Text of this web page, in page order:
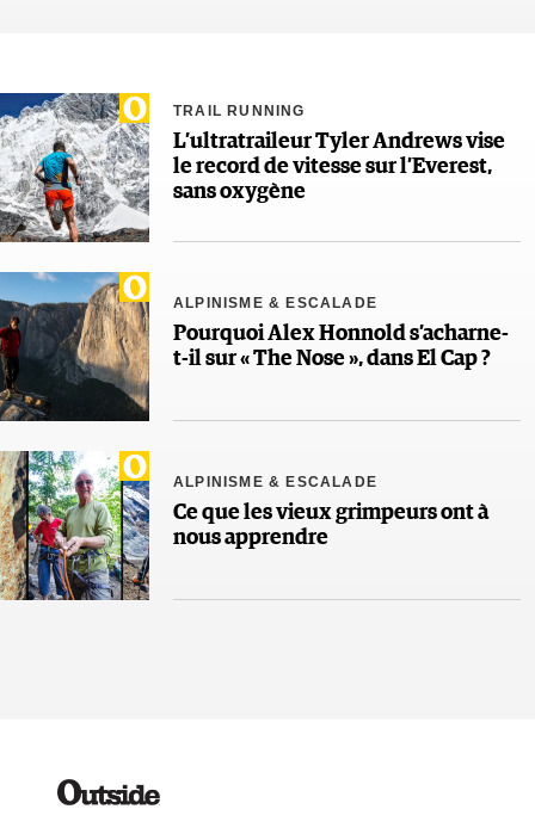
TRAIL RUNNING
L’ultratraileur Tyler Andrews vise
le record de vitesse sur l’Everest,
sans oxygène
ALPINISME & ESCALADE
Pourquoi Alex Honnold s’acharne-
t-il sur « The Nose », dans El Cap ?
ALPINISME & ESCALADE
Ce que les vieux grimpeurs ont à
nous apprendre